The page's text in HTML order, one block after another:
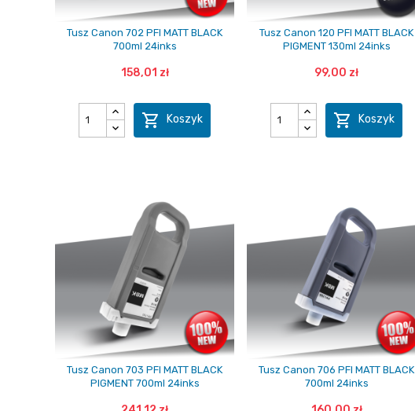
Tusz Canon 702 PFI MATT BLACK
700ml 24inks
158,01 zł
 Koszyk
Tusz Canon 120 PFI MATT BLACK
PIGMENT 130ml 24inks
99,00 zł
 Koszyk
Tusz Canon 703 PFI MATT BLACK
PIGMENT 700ml 24inks
Tusz Canon 706 PFI MATT BLACK
700ml 24inks